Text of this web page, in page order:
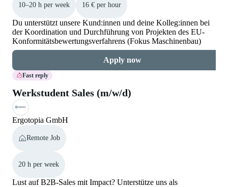
10–20 h per week 16 € per hour
Du unterstützt unsere Kund:innen und deine Kolleg:innen bei
der Koordination und Durchführung von Projekten des EU-
Konformitätsbewertungsverfahrens (Fokus Maschinenbau)
Apply now
Fast reply
Werkstudent Sales (m/w/d)
Ergotopia GmbH
Remote Job
20 h per week
Lust auf B2B-Sales mit Impact? Unterstütze uns als